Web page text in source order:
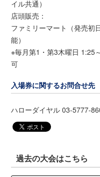
イル共通）
店頭販売：
ファミリーマート（発売初
能）
※毎月第1・第3木曜日 1:25
可
入場券に関するお問合せ先
ハローダイヤル 03-5777-
過去の大会はこちら